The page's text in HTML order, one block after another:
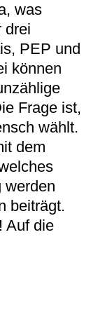
was
drei
PEP und
können
Frage ist,
wählt.
dem
werden
beiträgt.
Auf die